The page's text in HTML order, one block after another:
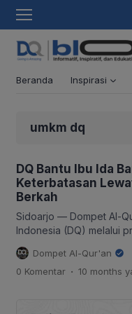
Beranda Inspirasi
umkm dq
DQ Bantu Ibu Ida
Keterbatasan
Berkah
Sidoarjo — Dompet Al-
Indonesia (DQ) melalui
Economy Care kembali
bantuan modal usaha
UMKM dhuafa. Kali ini,
Dompet Al-Qur'an
0 Komentar . 10 months